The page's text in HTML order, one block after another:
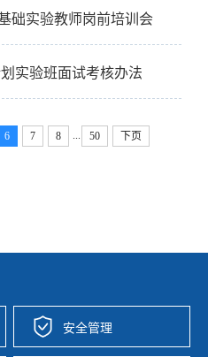
础实验教师岗前培训会
实验班面试考核办法
6 7 8 50 下页
安全管理